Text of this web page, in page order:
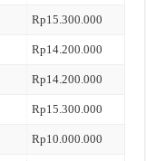
Rp15.300.000
Rp14.200.000
Rp14.200.000
Rp15.300.000
Rp10.000.000